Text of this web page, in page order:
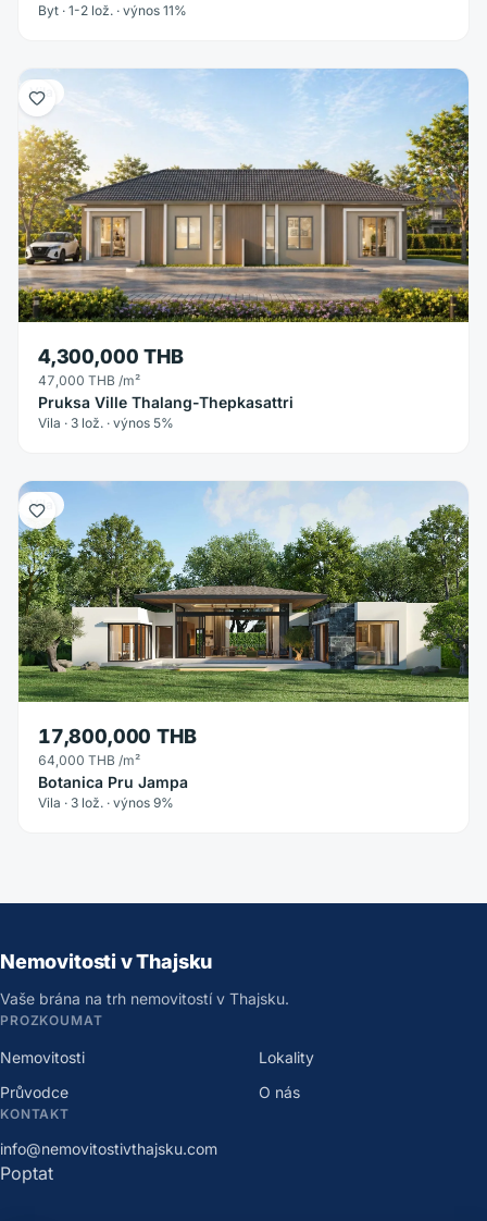
Byt · 1-2 lož. · výnos 11%
Vila
4,300,000 THB
47,000 THB /m²
Pruksa Ville Thalang-Thepkasattri
Vila · 3 lož. · výnos 5%
Vila
17,800,000 THB
64,000 THB /m²
Botanica Pru Jampa
Vila · 3 lož. · výnos 9%
Nemovitosti v Thajsku
Vaše brána na trh nemovitostí v Thajsku.
PROZKOUMAT
Nemovitosti
Lokality
Průvodce
O nás
KONTAKT
info@nemovitostivthajsku.com
Poptat